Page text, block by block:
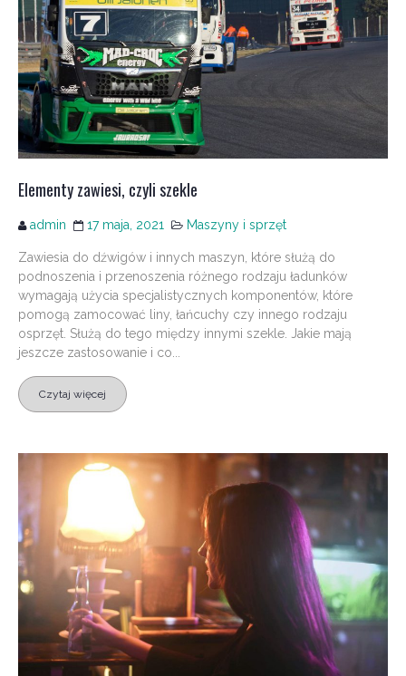
Elementy zawiesi, czyli szekle
admin 17 maja, 2021 Maszyny i sprzęt
Zawiesia do dźwigów i innych maszyn, które służą do
podnoszenia i przenoszenia różnego rodzaju ładunków
wymagają użycia specjalistycznych komponentów, które
pomogą zamocować liny, łańcuchy czy innego rodzaju
osprzęt. Służą do tego między innymi szekle. Jakie mają
jeszcze zastosowanie i co...
Czytaj więcej